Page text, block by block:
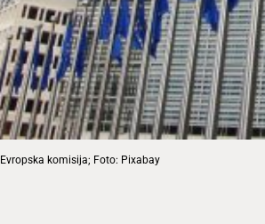
Evropska komisija; Foto: Pixabay